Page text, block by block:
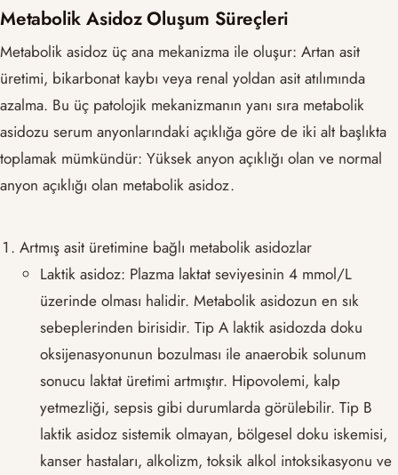
Metabolik Asidoz Oluşum Süreçleri
Metabolik asidoz üç ana mekanizma ile oluşur: Artan asit
üretimi, bikarbonat kaybı veya renal yoldan asit atılımında
azalma. Bu üç patolojik mekanizmanın yanı sıra metabolik
asidozu serum anyonlarındaki açıklığa göre de iki alt başlıkta
toplamak mümkündür: Yüksek anyon açıklığı olan ve normal
anyon açıklığı olan metabolik asidoz.
Artmış asit üretimine bağlı metabolik asidozlar
Laktik asidoz: Plazma laktat seviyesinin 4 mmol/L
üzerinde olması halidir. Metabolik asidozun en sık
sebeplerinden birisidir. Tip A laktik asidozda doku
oksijenasyonunun bozulması ile anaerobik solunum
sonucu laktat üretimi artmıştır. Hipovolemi, kalp
yetmezliği, sepsis gibi durumlarda görülebilir. Tip B
laktik asidoz sistemik olmayan, bölgesel doku iskemisi,
kanser hastaları, alkolizm, toksik alkol intoksikasyonu ve